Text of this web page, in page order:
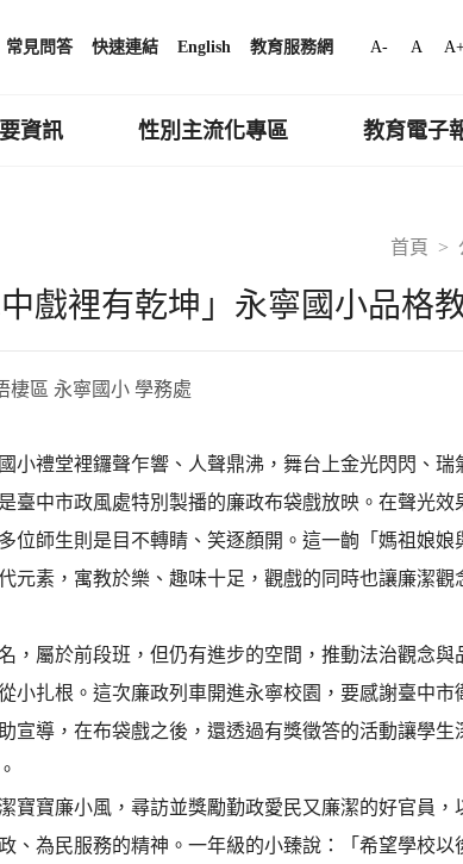
常見問答 快速連結 English 教育服務網 A- A
資訊 性別主流化專區 教育電子
首頁
戲裡有乾坤」永寧國小品格
棲區 永寧國小 學務處
小禮堂裡鑼聲乍響、人聲鼎沸，舞台上金光閃閃、瑞
臺中市政風處特別製播的廉政布袋戲放映。在聲光效
位師生則是目不轉睛、笑逐顏開。這一齣「媽祖娘娘
元素，寓教於樂、趣味十足，觀戲的同時也讓廉潔
，屬於前段班，但仍有進步的空間，推動法治觀念
小扎根。這次廉政列車開進永寧校園，要感謝臺中
宣導，在布袋戲之後，還透過有獎徵答的活動讓學生
寶寶廉小風，尋訪並獎勵勤政愛民又廉潔的好官員，
、為民服務的精神。一年級的小臻說：「希望學校以